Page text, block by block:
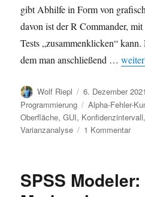
gibt Abhilfe in Form von
davon ist der R Commander,
Tests „zusammenklicken“
dem man anschließend …
Autor
Wolf Riepl
Veröffentlicht
am
6. Dezember 2021
Programmierung
Schlagwörter
Alpha-Fehler-
Oberfläche,GUI, Konfidenzintervall,
Varianzanalyse
1 Kommentarzu
leicht
SPSS Modeler: